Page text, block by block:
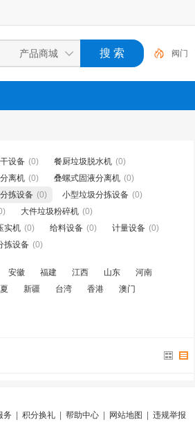
阀门
工控
设备 (0) 餐厨垃圾脱水机 (0)
离机 (0) 叠螺式固液分离机 (0)
拣设备 (0) 小型垃圾分拣设备 (0)
大件垃圾粉碎机 (0)
实机 (0) 给料设备 (0) 计量设备 (0)
拣设备 (0)
安徽 福建 江西 山东
河南
新疆 台湾 香港 澳门
务 积分换礼 帮助中心 网站地图 违规举报